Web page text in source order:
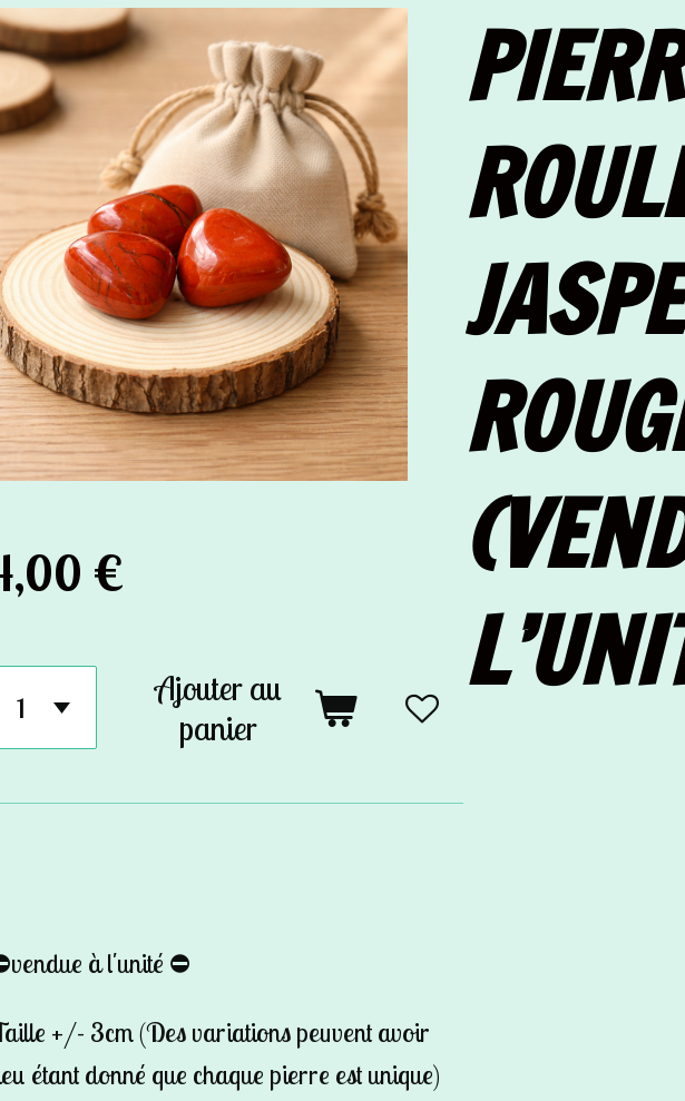
JASPE
€
Ajouter au
panier
à l'unité ⛔️
+/- 3cm (Des variations peuvent avoir
étant donné que chaque pierre est unique)